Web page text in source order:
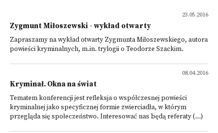
23.05.2016
Zygmunt Miłoszewski - wykład otwarty
Zapraszamy na wykład otwarty Zygmunta Miłoszewskiego, autora
powieści kryminalnych, m.in. trylogii o Teodorze Szackim.
08.04.2016
Kryminał. Okna na świat
Tematem konferencji jest refleksja o współczesnej powieści
kryminalnej jako specyficznej formie zwierciadła, w którym
przegląda się społeczeństwo. Interesować nas będą referaty (...)